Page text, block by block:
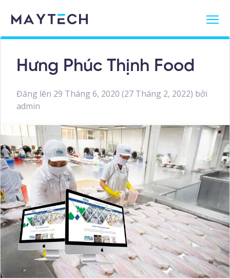
Hưng Phúc Thịnh Food
Đăng lên 29 Tháng 6, 2020 (27 Tháng 2, 2022) bởi
admin